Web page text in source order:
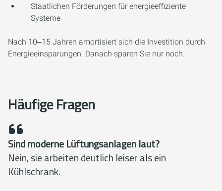
Staatlichen Förderungen für energieeffiziente
Systeme
Nach 10‒15 Jahren amortisiert sich die Investition durch
Energieeinsparungen. Danach sparen Sie nur noch.
Häufige Fragen
Sind moderne Lüftungsanlagen laut?
Nein, sie arbeiten deutlich leiser als ein
Kühlschrank.